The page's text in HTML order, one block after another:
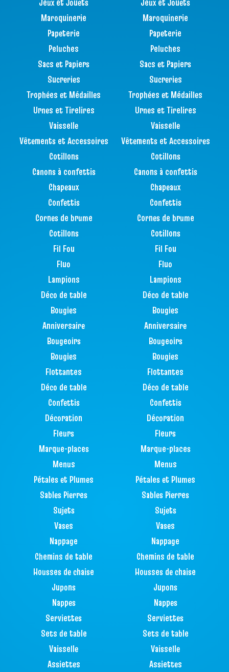
Maroquinerie
Papeterie
Peluches
Sacs et Papiers
Sucreries
Trophées et Médailles
Urnes et Tirelires
Vaisselle
Vêtements et Accessoires
Cotillons
Canons à confettis
Chapeaux
Confettis
Cornes de brume
Cotillons
Fil Fou
Fluo
Lampions
Déco de table
Bougies
Anniversaire
Bougeoirs
Bougies
Flottantes
Déco de table
Confettis
Décoration
Fleurs
Marque-places
Menus
Pétales et Plumes
Sables Pierres
Sujets
Vases
Nappage
Chemins de table
Housses de chaise
Jupons
Nappes
Serviettes
Sets de table
Vaisselle
Assiettes
Maroquinerie
Papeterie
Peluches
Sacs et Papiers
Sucreries
Trophées et Médailles
Urnes et Tirelires
Vaisselle
Vêtements et Accessoires
Cotillons
Canons à confettis
Chapeaux
Confettis
Cornes de brume
Cotillons
Fil Fou
Fluo
Lampions
Déco de table
Bougies
Anniversaire
Bougeoirs
Bougies
Flottantes
Déco de table
Confettis
Décoration
Fleurs
Marque-places
Menus
Pétales et Plumes
Sables Pierres
Sujets
Vases
Nappage
Chemins de table
Housses de chaise
Jupons
Nappes
Serviettes
Sets de table
Vaisselle
Assiettes